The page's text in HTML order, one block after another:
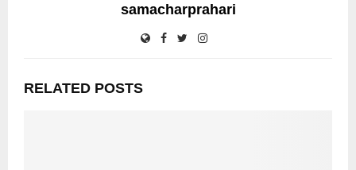
samacharprahari
RELATED POSTS